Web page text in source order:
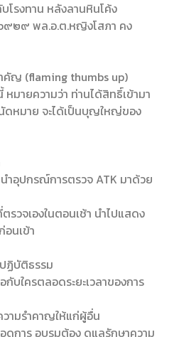
รงทาน หลังลานหินโค้ง
๙๒๙ พล.อ.ต.หญิงโสภา คง
ญ (flaming thumbs up)
มายความว่า ท่านได้สิทธิ์เข้ามา
ดหมาย จะได้เป็นบุญใหญ่ของ
ำอุปกรณ์การตรวจ ATK มาด้วย
รวจเองในตอนเช้า นำไปแสดง
อนเข้า
ฏิบัติธรรม
บใครตลอดระยะเวลาของการ
ามรำคาญให้แก่ผู้อื่น
การ อบรมต้อง ดูแลรักษาความ